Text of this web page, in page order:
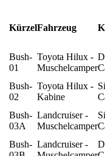
KürzelFahrzeug
Bush-
01
Toyota Hilux -
Muschelcamper
Bush-
02
Toyota Hilux -
Kabine
Bush-
03A
Landcruiser -
Muschelcamper
Bush- Landcruiser -